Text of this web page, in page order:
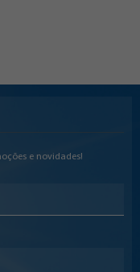
e novidades!